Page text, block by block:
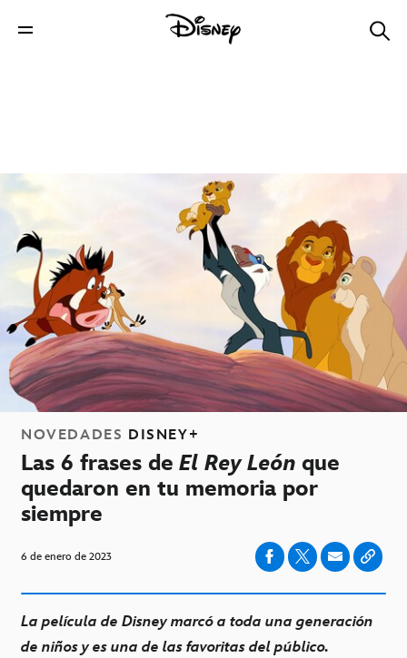
NOVEDADES DISNEY+
Las 6 frases de El Rey León que
quedaron en tu memoria por
siempre
6 de enero de 2023
La película de Disney marcó a toda una generación
de niños y es una de las favoritas del público.